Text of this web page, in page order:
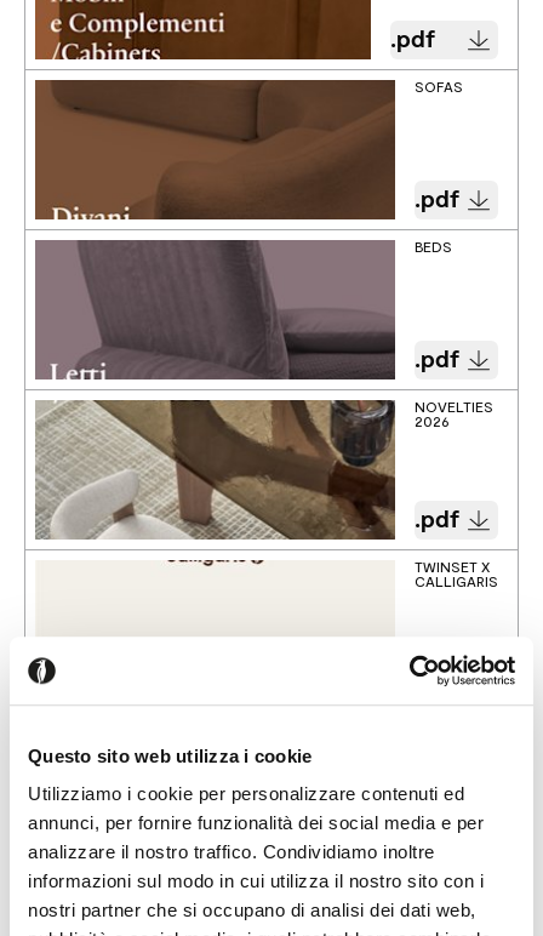
Questo sito web utilizza i cookie
Utilizziamo i cookie per personalizzare contenuti ed
annunci, per fornire funzionalità dei social media e per
analizzare il nostro traffico. Condividiamo inoltre
informazioni sul modo in cui utilizza il nostro sito con i
nostri partner che si occupano di analisi dei dati web,
.pdf
SOFAS
.pdf
BEDS
.pdf
NOVELTIES
2026
.pdf
TWINSET X
CALLIGARIS
.pdf
2025 Collection
CALLIGARIS
NEWS 2025